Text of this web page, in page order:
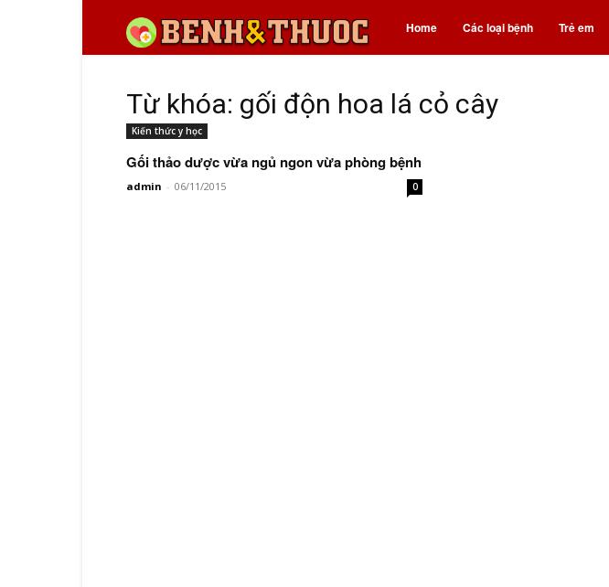
Bệnh
Home Các loại bệnh Trẻ em
Từ khóa: gối độn hoa lá cỏ cây
Kiến thức y học
Gối thảo dược vừa ngủ ngon vừa phòng bệnh
admin - 06/11/2015 0